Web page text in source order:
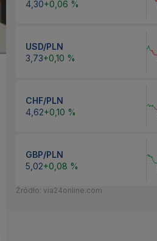
4,30+0,06 %
USD/PLN
3,73+0,10 %
CHF/PLN
4,62+0,10 %
GBP/PLN
5,02+0,08 %
Źródło: via24online.com